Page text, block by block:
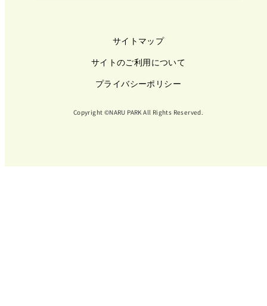
サイトマップ
サイトのご利用について
プライバシーポリシー
Copyright ©NARU PARK All Rights Reserved.